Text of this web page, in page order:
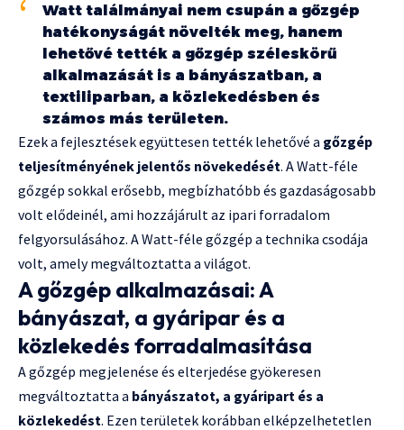
Watt találmányai nem csupán a gőzgép
hatékonyságát növelték meg, hanem
lehetővé tették a gőzgép széleskörű
alkalmazását is a bányászatban, a
textiliparban, a közlekedésben és
számos más területen.
Ezek a fejlesztések együttesen tették lehetővé a gőzgép
teljesítményének jelentős növekedését. A Watt-féle
gőzgép sokkal erősebb, megbízhatóbb és gazdaságosabb
volt elődeinél, ami hozzájárult az ipari forradalom
felgyorsulásához. A Watt-féle gőzgép a technika csodája
volt, amely megváltoztatta a világot.
A gőzgép alkalmazásai: A
bányászat, a gyáripar és a
közlekedés forradalmasítása
A gőzgép megjelenése és elterjedése gyökeresen
megváltoztatta a bányászatot, a gyáripart és a
közlekedést. Ezen területek korábban elképzelhetetlen